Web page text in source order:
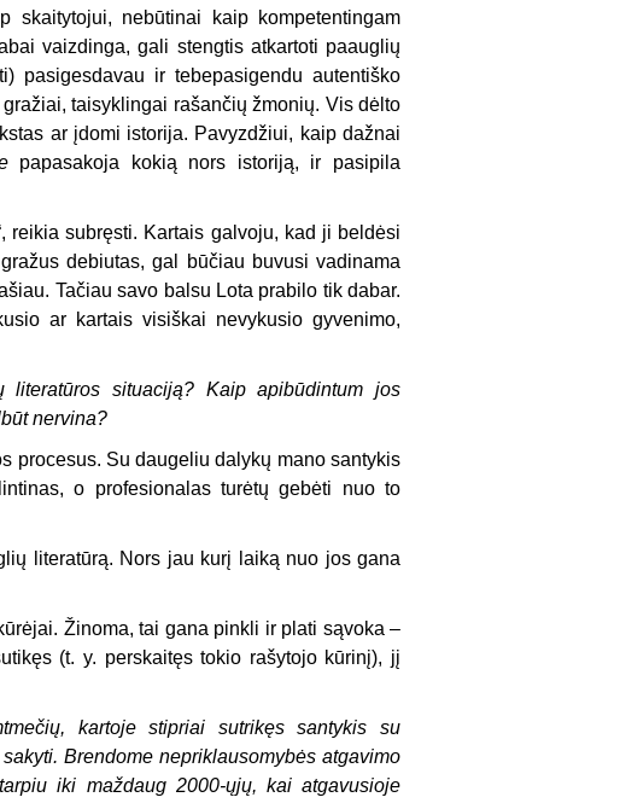
nebūtinai kaip kompetentingam
vaizdinga, gali stengtis atkartoti paauglių
pasigesdavau ir tebepasigendu autentiško
taisyklingai rašančių žmonių. Vis dėlto
ar įdomi istorija. Pavyzdžiui, kaip dažnai
papasakoja kokią nors istoriją, ir pasipila
reikia subręsti. Kartais galvoju, kad ji beldėsi
debiutas, gal būčiau buvusi vadinama
Tačiau savo balsu Lota prabilo tik dabar.
ar kartais visiškai nevykusio gyvenimo,
situaciją? Kaip apibūdintum jos
nervina?
procesus. Su daugeliu dalykų mano santykis
o profesionalas turėtų gebėti nuo to
literatūrą. Nors jau kurį laiką nuo jos gana
Žinoma, tai gana pinkli ir plati sąvoka –
(t. y. perskaitęs tokio rašytojo kūrinį), jį
kartoje stipriai sutrikęs santykis su
Brendome nepriklausomybės atgavimo
iki maždaug 2000-ųjų, kai atgavusioje